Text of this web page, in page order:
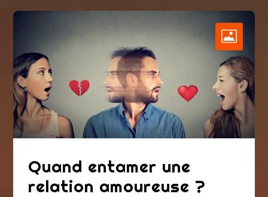
Quand entamer une
relation amoureuse ?